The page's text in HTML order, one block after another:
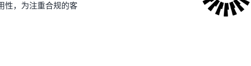
性，为注重合规的客